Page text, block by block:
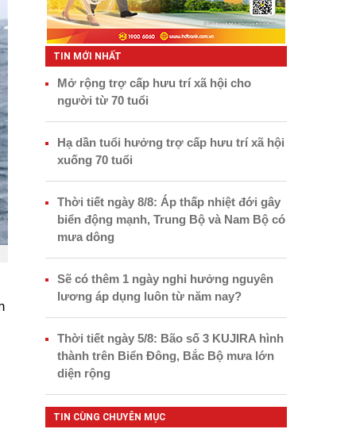
TIN MỚI NHẤT
Mở rộng trợ cấp hưu trí xã hội cho
người từ 70 tuổi
Hạ dần tuổi hưởng trợ cấp hưu trí xã hội
xuống 70 tuổi
Thời tiết ngày 8/8: Áp thấp nhiệt đới gây
biển động mạnh, Trung Bộ và Nam Bộ có
mưa dông
Sẽ có thêm 1 ngày nghỉ hưởng nguyên
lương áp dụng luôn từ năm nay?
Thời tiết ngày 5/8: Bão số 3 KUJIRA hình
thành trên Biển Đông, Bắc Bộ mưa lớn
diện rộng
TIN CÙNG CHUYÊN MỤC